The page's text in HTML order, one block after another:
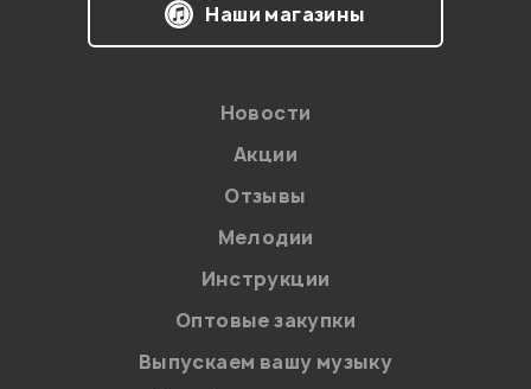
на обработку персональных данных в
Политикой в отношении обработки
персональных данных.
Введите проверочное число:
Наши магазины
Новости
Акции
Отзывы
Мелодии
Инструкции
Оптовые закупки
Выпускаем вашу музыку